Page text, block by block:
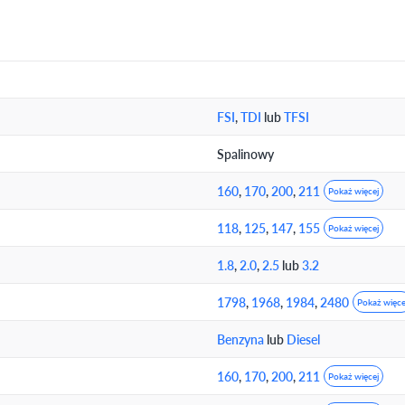
FSI,TDI lubTFSI
Spalinowy
160, 170,200,211 Pokaż więcej
118, 125, 147, 155 Pokaż więcej
1.8,2.0,2.5 lub3.2
1798, 1968, 1984,2480 Pokaż
Benzyna lub Diesel
160, 170,200,211 Pokaż więcej